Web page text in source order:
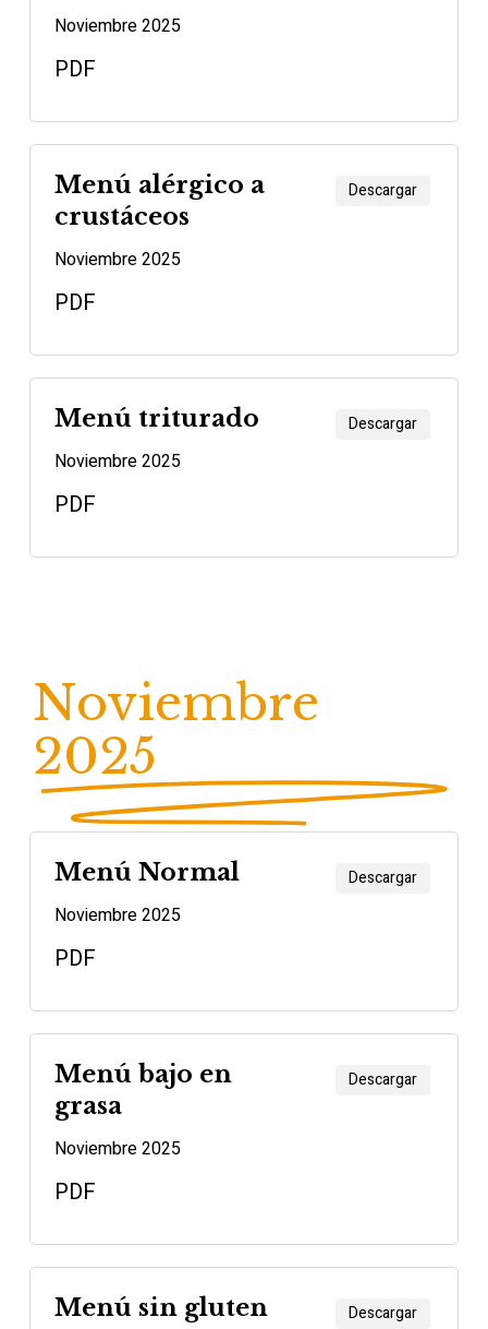
Noviembre 2025
PDF
Menú alérgico a
crustáceos
Noviembre 2025
PDF
Descargar
Menú triturado
Noviembre 2025
PDF
Descargar
Noviembre
2025
Menú Normal
Noviembre 2025
PDF
Descargar
Menú bajo en
grasa
Noviembre 2025
PDF
Descargar
Menú sin gluten Descargar